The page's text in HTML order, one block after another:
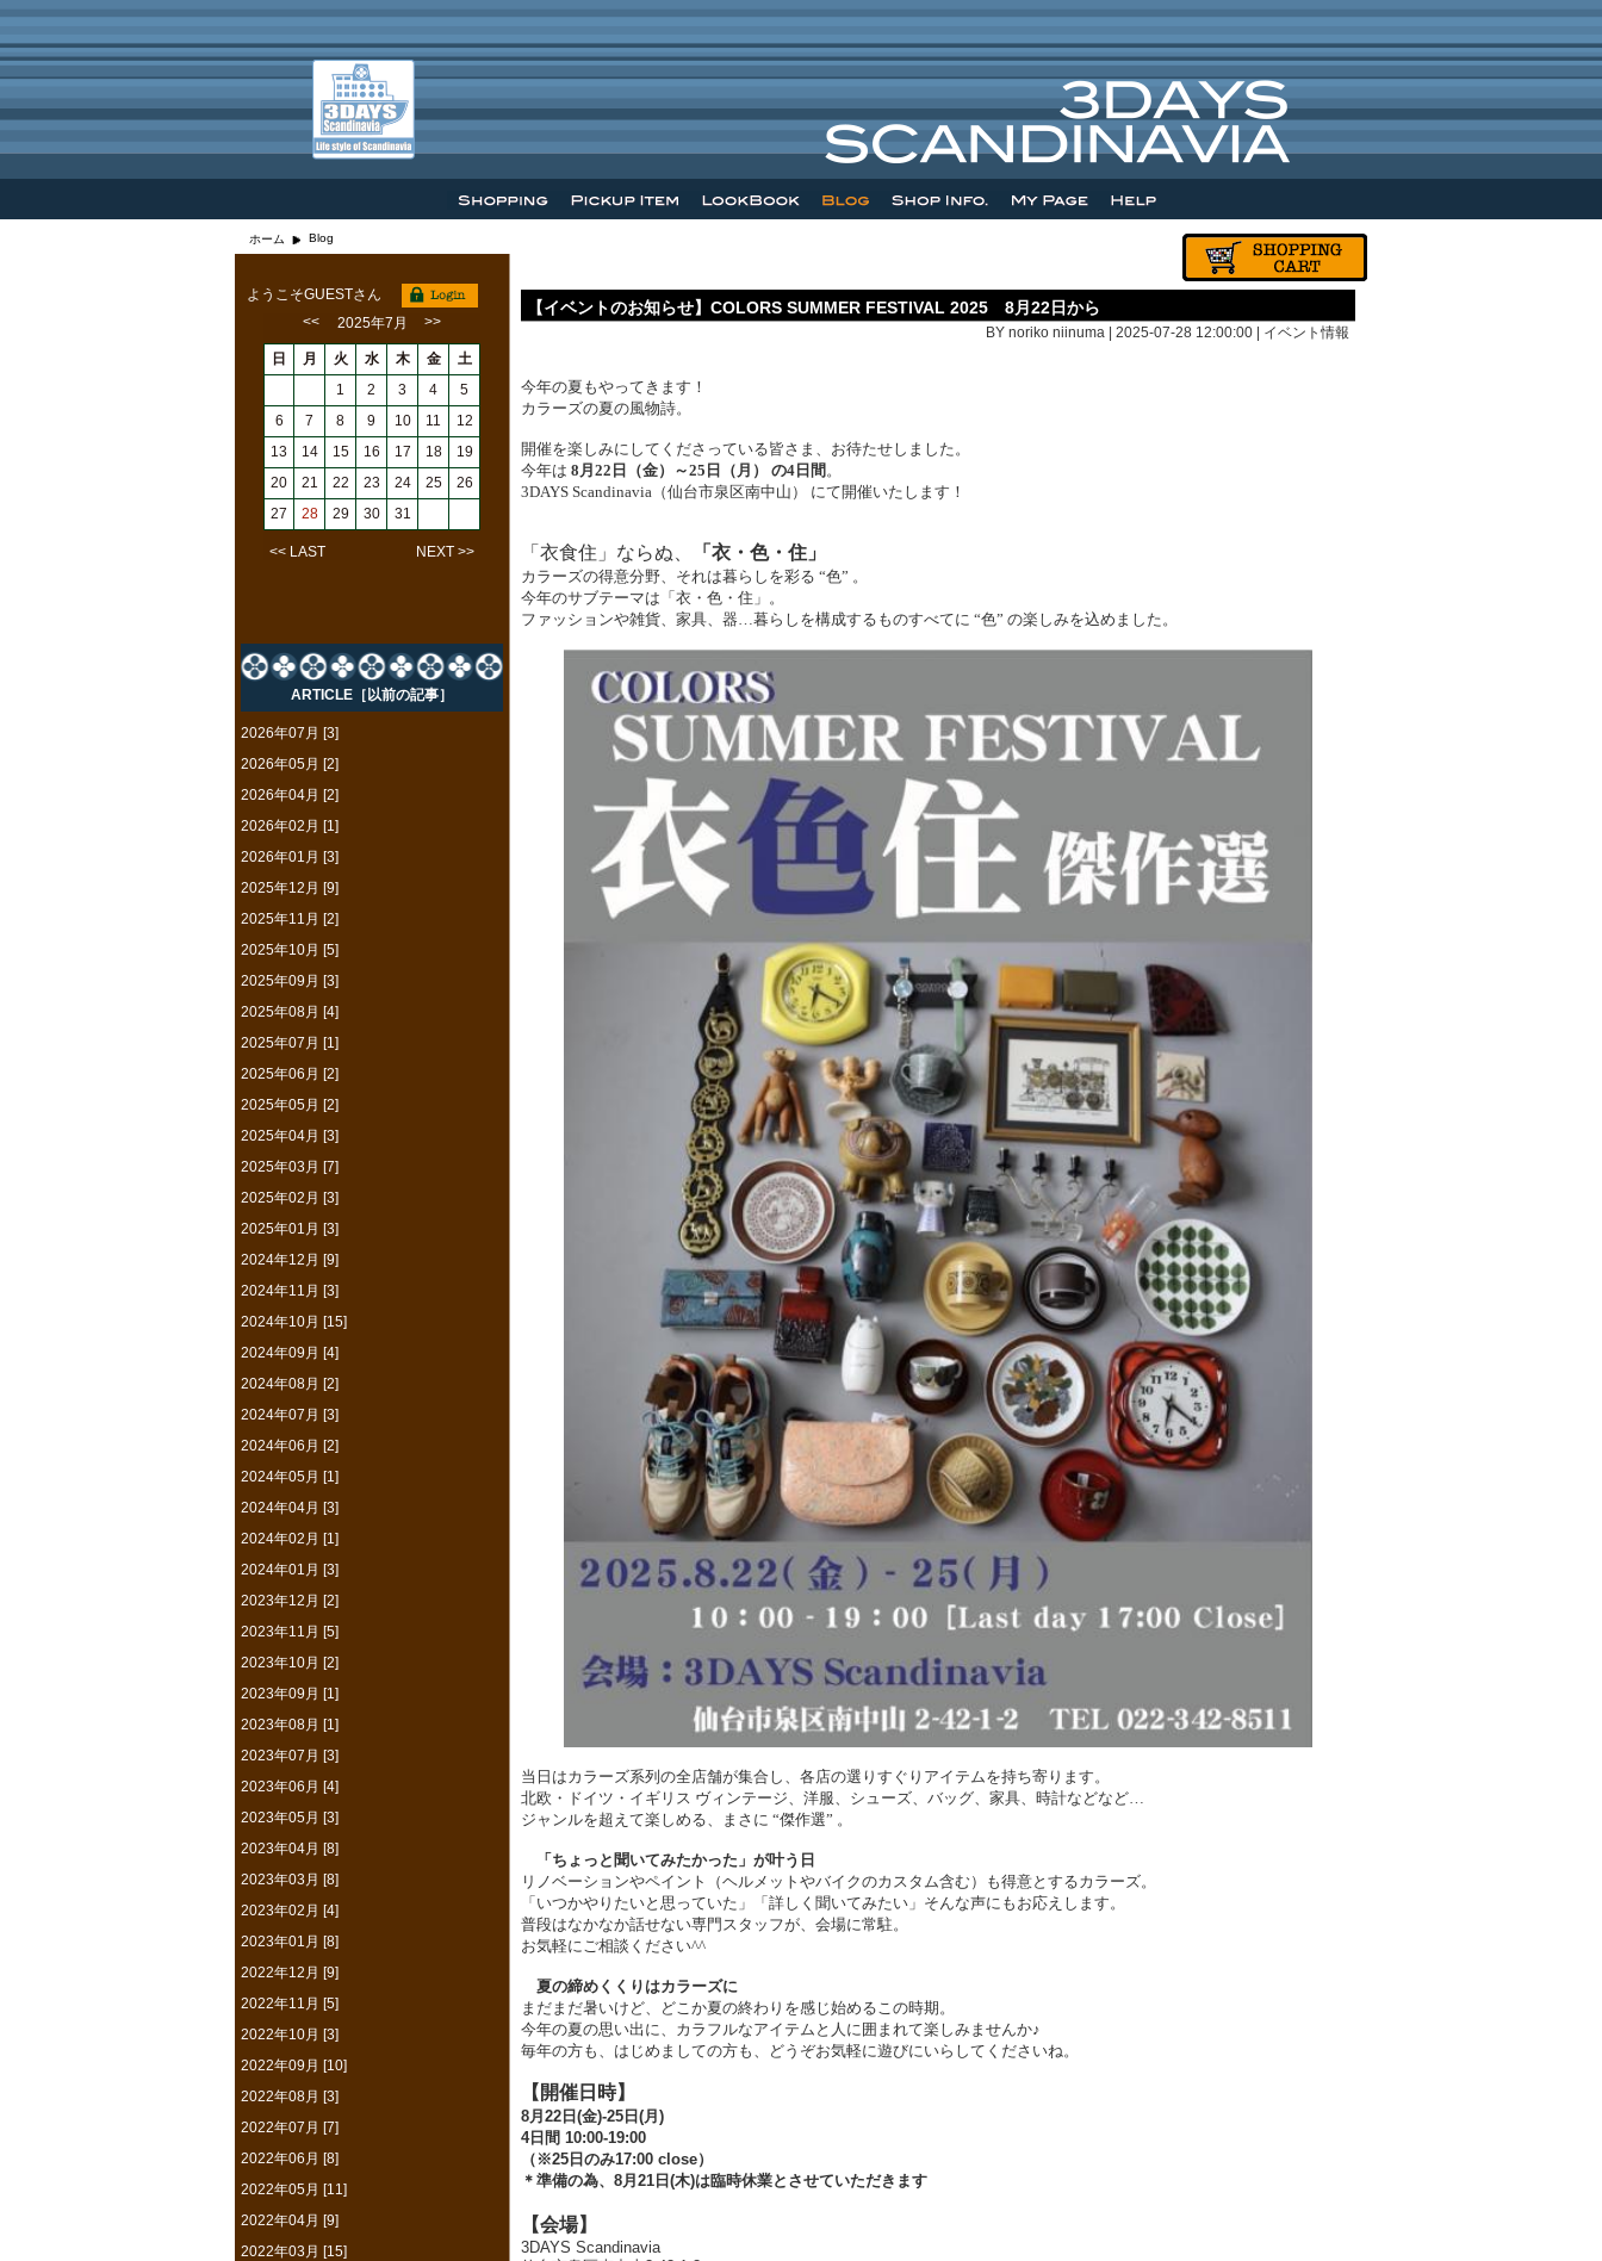
ホーム Blog
【イベントのお知らせ】COLORS SUMMER FESTIVAL 2025 8月22日から
BY noriko niinuma | 2025-07-28 12:00:00 | イベント情報
今年の夏もやってきます！
カラーズの夏の風物詩。
開催を楽しみにしてくださっている皆さま、お待たせしました。
今年は 8月22日（金）～25日（月） の4日間 。
3DAYS Scandinavia（仙台市泉区南中山） にて開催いたします！
「衣食住」ならぬ、 「衣・色・住」
カラーズの得意分野、それは暮らしを彩る “色” 。
今年のサブテーマは「衣・色・住」。
ファッションや雑貨、家具、器…暮らしを構成するものすべてに “色” の楽しみを込めました。
当日はカラーズ系列の全店舗が集合し、各店の選りすぐりアイテムを持ち寄ります。
北欧・ドイツ・イギリス ヴィンテージ、洋服、シューズ、バッグ、家具、時計などなど…
ジャンルを超えて楽しめる、まさに “傑作選” 。
「ちょっと聞いてみたかった」が叶う日
リノベーションやペイント（ヘルメットやバイクのカスタム含む）も得意とするカラーズ。
「いつかやりたいと思っていた」「詳しく聞いてみたい」そんな声にもお応えします。
普段はなかなか話せない専門スタッフが、会場に常駐。
お気軽にご相談ください^^
夏の締めくくりはカラーズに
まだまだ暑いけど、どこか夏の終わりを感じ始めるこの時期。
今年の夏の思い出に、カラフルなアイテムと人に囲まれて楽しみませんか♪
毎年の方も、はじめましての方も、どうぞお気軽に遊びにいらしてくださいね。
【開催日時】
8月22日(金)-25日(月)
4日間 10:00-19:00
（※25日のみ17:00 close）
＊準備の為、8月21日(木)は臨時休業とさせていただきます
【会場】
3DAYS Scandinavia
ようこそGUESTさん
<<
2025年7月 >>
日 月 火 水 木 金
土
1
2 3 4
5
6
7 8 9 10 11
12
13
14 15 16 17 18
19
20
21 22 23 24 25
26
27
28 29 30 31
<< LAST NEXT >>
ARTICLE［以前の記事］
2026年07月 [3]
2026年05月 [2]
2026年04月 [2]
2026年02月 [1]
2026年01月 [3]
2025年12月 [9]
2025年11月 [2]
2025年10月 [5]
2025年09月 [3]
2025年08月 [4]
2025年07月 [1]
2025年06月 [2]
2025年05月 [2]
2025年04月 [3]
2025年03月 [7]
2025年02月 [3]
2025年01月 [3]
2024年12月 [9]
2024年11月 [3]
2024年10月 [15]
2024年09月 [4]
2024年08月 [2]
2024年07月 [3]
2024年06月 [2]
2024年05月 [1]
2024年04月 [3]
2024年02月 [1]
2024年01月 [3]
2023年12月 [2]
2023年11月 [5]
2023年10月 [2]
2023年09月 [1]
2023年08月 [1]
2023年07月 [3]
2023年06月 [4]
2023年05月 [3]
2023年04月 [8]
2023年03月 [8]
2023年02月 [4]
2023年01月 [8]
2022年12月 [9]
2022年11月 [5]
2022年10月 [3]
2022年09月 [10]
2022年08月 [3]
2022年07月 [7]
2022年06月 [8]
2022年05月 [11]
2022年04月 [9]
2022年03月 [15]